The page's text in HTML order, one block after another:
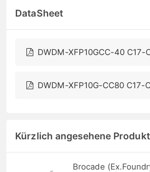
DataSheet
DWDM-XFP10GCC-40 C17-
DWDM-XFP10G-CC80 C17-
Kürzlich angesehene
Brocade